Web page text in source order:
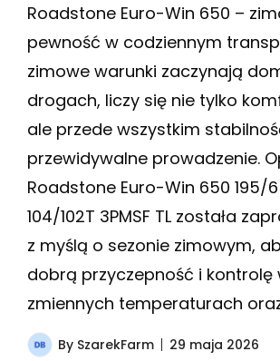
Roadstone Euro-Win 650 –
pewność w codziennym
zimowe warunki zaczynają
drogach, liczy się nie tylko
ale przede wszystkim
przewidywalne prowadzenie.
Roadstone Euro-Win 650 195/
104/102T 3PMSF TL została
z myślą o sezonie zimowym,
dobrą przyczepność i kontrolę
zmiennych temperaturach
By SzarekFarm 29 maja 2026